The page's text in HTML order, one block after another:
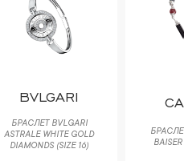
BVLGARI
БРАСЛЕТ BVLGARI
ASTRALE WHITE GOLD
DIAMONDS (SIZE 16)